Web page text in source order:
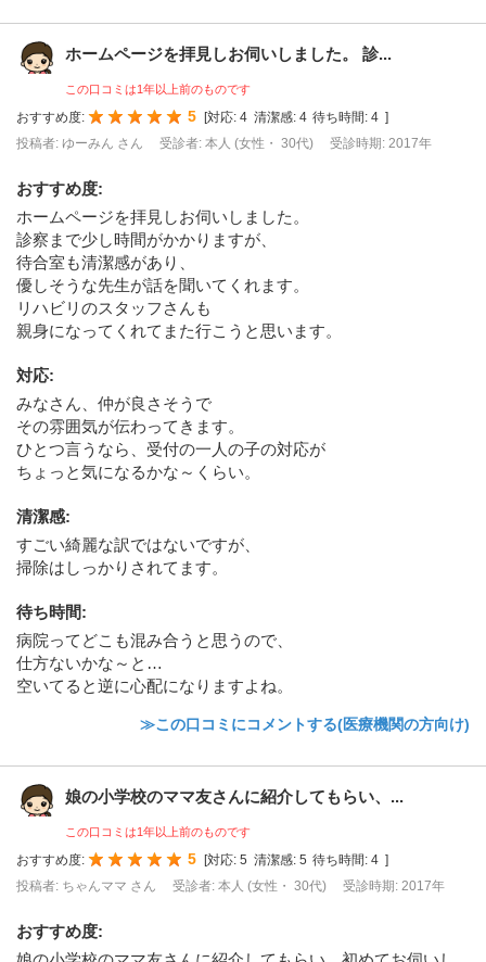
ホームページを拝見しお伺いしました。 診...
この口コミは1年以上前のものです
おすすめ度: 5 [対応: 4 清潔感: 4 待ち時間: 4 ]
投稿者: ゆーみん さん
受診者: 本人 (女性・ 30代) 受診時期: 2017年
おすすめ度:
ホームページを拝見しお伺いしました。
診察まで少し時間がかかりますが、
待合室も清潔感があり、
優しそうな先生が話を聞いてくれます。
リハビリのスタッフさんも
親身になってくれてまた行こうと思います。
対応:
みなさん、仲が良さそうで
その雰囲気が伝わってきます。
ひとつ言うなら、受付の一人の子の対応が
ちょっと気になるかな～くらい。
清潔感:
すごい綺麗な訳ではないですが、
掃除はしっかりされてます。
待ち時間:
病院ってどこも混み合うと思うので、
仕方ないかな～と…
空いてると逆に心配になりますよね。
≫この口コミにコメントする(医療機関の方向け)
娘の小学校のママ友さんに紹介してもらい、...
この口コミは1年以上前のものです
おすすめ度: 5 [対応: 5 清潔感: 5 待ち時間: 4 ]
投稿者: ちゃんママ さん
受診者: 本人 (女性・ 30代) 受診時期: 2017年
おすすめ度: